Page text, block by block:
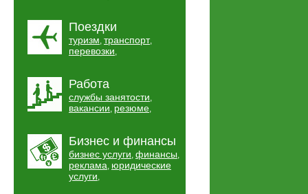
Поездки
туризм, транспорт,
перевозки,
Работа
службы занятости,
вакансии, резюме,
Бизнес и финансы
бизнес услуги, финансы,
реклама, юридические
услуги,